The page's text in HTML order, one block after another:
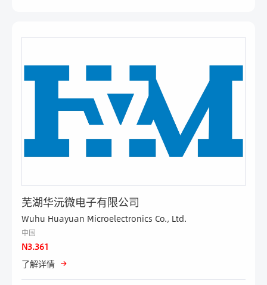
芜湖华沅微电子有限公司
Wuhu Huayuan Microelectronics Co., Ltd.
中国
N3.361
了解详情